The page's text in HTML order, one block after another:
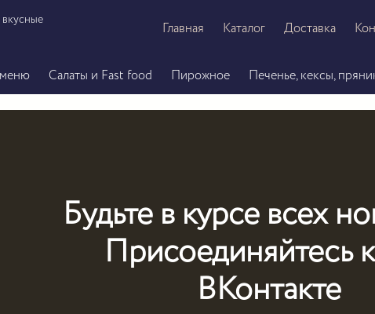
Главная Каталог Доставка
Салаты и Fast food Пирожное Печенье, кексы,
Будьте в курсе всех
Присоединяйтесь
ВКонтакте